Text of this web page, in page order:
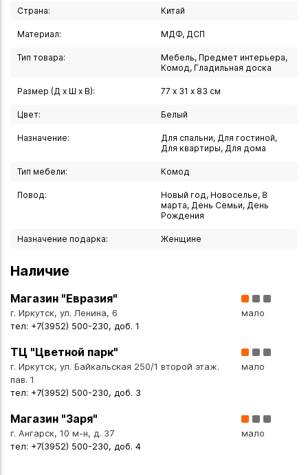
- Три функции в одном предмете. Комод одновременно
гладильной доски, системы организации пространства.
Встроенная гладильная доска. Всегда готова к
использованию — не нужно выделять отдельное место
позволяют компактно разместить:
- бельё и полотенца;
- бытовые мелочи.
Прочность и надёжность. Эргономичный дизайн и
качественные материалы обеспечивают устойчивость
формы легко сочетаются с разными стилями интерьера —
от современного до классического, добавляя
Назначение комода:
- Для владельцев небольших квартир, где важно
- Для тех, кто ценит многофункциональную мебель и
практичность.
- Для людей, стремящихся организовать пространство
Страна: Китай
Материал: МДФ, ДСП
Тип товара:
Мебель, Предмет интерьера,
Комод, Гладильная доска
Размер (Д х Ш х В): 77 х 31 х 83 см
Цвет: Белый
Назначение:
Для спальни, Для гостиной,
Для квартиры, Для дома
Тип мебели: Комод
Повод:
Новый год, Новоселье, 8
марта, День Семьи, День
Рождения
Назначение подарка: Женщине
Наличие
Магазин "Евразия"
г. Иркутск, ул. Ленина, 6
тел: +7(3952) 500-230, доб. 1
мало
ТЦ "Цветной парк"
г. Иркутск, ул. Байкальская 250/1 второй этаж.
пав. 1
тел: +7(3952) 500-230, доб. 3
мало
Магазин "Заря"
г. Ангарск, 10 м-н, д. 37
тел: +7(3952) 500-230, доб. 4
мало